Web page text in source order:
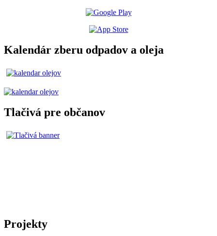
Kalendár zberu odpadov a oleja
Tlačivá pre občanov
Projekty